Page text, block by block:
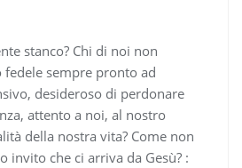
stanco? Chi di noi non
sempre pronto ad
desideroso di perdonare
attento a noi, al nostro
della nostra vita? Come non
invito che ci arriva da Gesù? :